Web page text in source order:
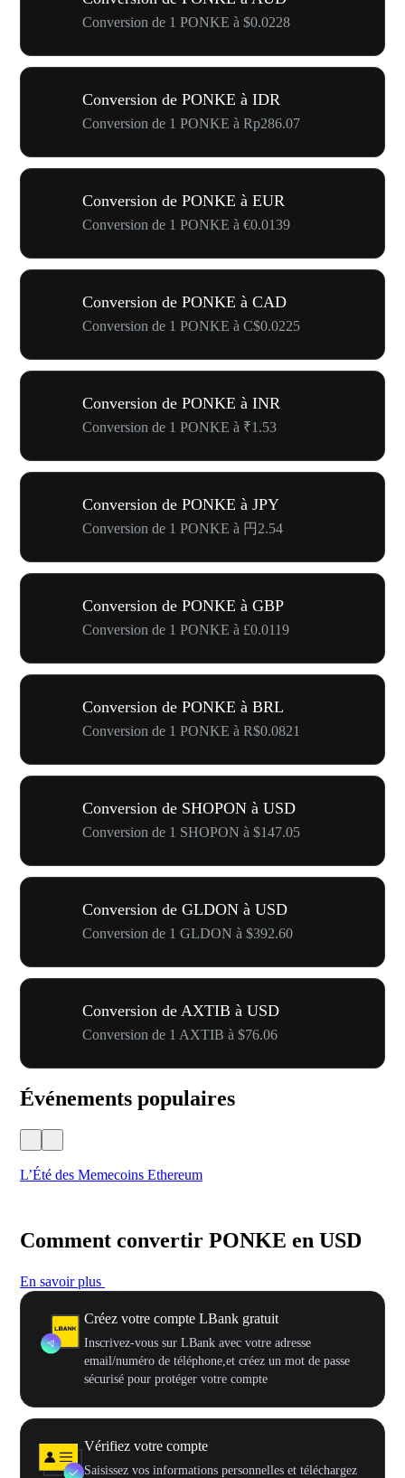
Conversion de 1 PONKE à $0.0228
Conversion de PONKE à IDR
Conversion de 1 PONKE à Rp286.07
Conversion de PONKE à EUR
Conversion de 1 PONKE à €0.0139
Conversion de PONKE à CAD
Conversion de 1 PONKE à C$0.0225
Conversion de PONKE à INR
Conversion de 1 PONKE à ₹1.53
Conversion de PONKE à JPY
Conversion de 1 PONKE à 円2.54
Conversion de PONKE à GBP
Conversion de 1 PONKE à £0.0119
Conversion de PONKE à BRL
Conversion de 1 PONKE à R$0.0821
Conversion de SHOPON à USD
Conversion de 1 SHOPON à $147.05
Conversion de GLDON à USD
Conversion de 1 GLDON à $392.60
Conversion de AXTIB à USD
Conversion de 1 AXTIB à $76.06
Événements populaires
L’Été des Memecoins Ethereum
Comment convertir PONKE en USD
En savoir plus
Créez votre compte LBank gratuit
Inscrivez-vous sur LBank avec votre adresse
email/numéro de téléphone,et créez un mot de passe
sécurisé pour protéger votre compte
Vérifiez votre compte
Saisissez vos informations personnelles et téléchargez